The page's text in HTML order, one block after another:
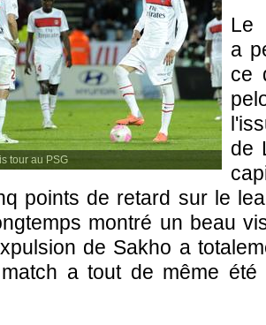
tour au PSG
Le
a
ce
de
points de retard sur le
montré un beau
de Sakho a
a tout de même